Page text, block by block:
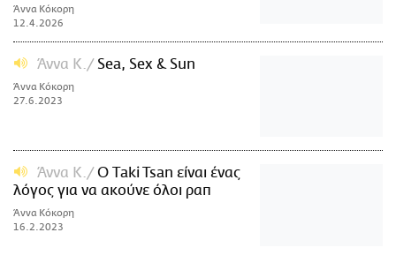
Άννα Κόκορη
12.4.2026
Άννα Κ. Sea, Sex & Sun
Άννα Κόκορη
27.6.2023
Άννα Κ.
Ο Τaki Tsan είναι ένας
λόγος για να ακούνε όλοι ραπ
Άννα Κόκορη
16.2.2023